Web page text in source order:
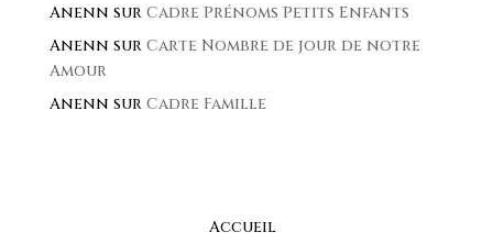
Anenn sur Cadre Prénoms Petits Enfants
Anenn sur Carte Nombre de jour de notre
Amour
Anenn sur Cadre Famille
Accueil